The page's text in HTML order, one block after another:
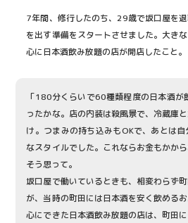
7年間、修行したのち、29歳で坂口屋を
を出す準備をスタートさせました。大き
心に日本酒飲み放題の店が開店したこと。
「180分くらいで60種類程度の日本酒
ったかな。店の内装は殺風景で、冷蔵庫
け。つまみの持ち込みもOKで、あとは
なスタイルでした。これならお金もかか
そう思って。
坂口屋で働いているときも、相変わらず
が、当時の町田には日本酒を安く飲める
心にできた日本酒飲み放題の店は、町田